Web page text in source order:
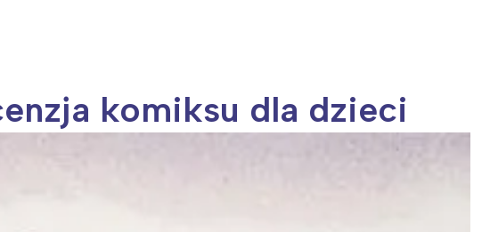
komiksu dla dzieci